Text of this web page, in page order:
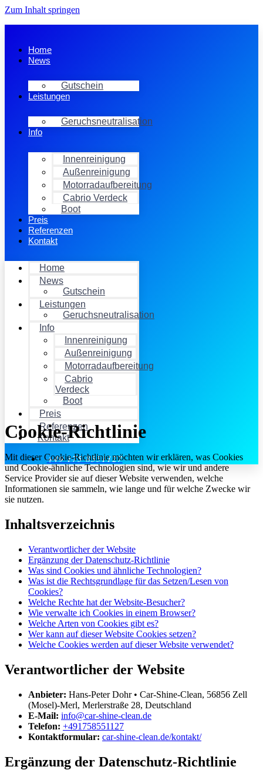
Zum Inhalt springen
Home
News
Gutschein
Leistungen
Geruchsneutralisation
Info
Innenreinigung
Außenreinigung
Motorradaufbereitung
Cabrio Verdeck
Boot
Preis
Referenzen
Kontakt
Home
News
Gutschein
Leistungen
Geruchsneutralisation
Info
Innenreinigung
Außenreinigung
Motorradaufbereitung
Cabrio
Verdeck
Boot
Preis
Referenzen
Kontakt
+49 175 8551127
Cookie-Richtlinie
Mit dieser Cookie-Richtlinie möchten wir erklären, was Cookies
und Cookie-ähnliche Technologien sind, wie wir und andere
Service Provider sie auf dieser Website verwenden, welche
Informationen sie sammeln, wie lange und für welche Zwecke wir
sie nutzen.
Inhaltsverzeichnis
Verantwortlicher der Website
Ergänzung der Datenschutz-Richtlinie
Was sind Cookies und ähnliche Technologien?
Was ist die Rechtsgrundlage für das Setzen/Lesen von
Cookies?
Welche Rechte hat der Website-Besucher?
Wie verwalte ich Cookies in einem Browser?
Welche Arten von Cookies gibt es?
Wer kann auf dieser Website Cookies setzen?
Welche Cookies werden auf dieser Website verwendet?
Verantwortlicher der Website
Anbieter: Hans-Peter Dohr • Car-Shine-Clean, 56856 Zell
(Mosel)-Merl, Merlerstraße 28, Deutschland
E-Mail: info@car-shine-clean.de
Telefon: +491758551127
Kontaktformular: car-shine-clean.de/kontakt/
Ergänzung der Datenschutz-Richtlinie